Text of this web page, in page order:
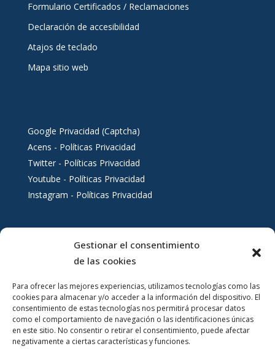
Gestionar el consentimiento
de las cookies
Para ofrecer las mejores experiencias, utilizamos tecnologías como las
cookies para almacenar y/o acceder a la información del dispositivo. El
consentimiento de estas tecnologías nos permitirá procesar datos
como el comportamiento de navegación o las identificaciones únicas
en este sitio. No consentir o retirar el consentimiento, puede afectar
negativamente a ciertas características y funciones.
Formulario Certificados / Reclamaciones
Declaración de accesibilidad
Atajos de teclado
Mapa sitio web
Google Privacidad (Captcha)
Acens - Políticas Privacidad
Twitter - Políticas Privacidad
Youtube - Políticas Privacidad
Instagram - Políticas Privacidad
Servicios al ciudadano